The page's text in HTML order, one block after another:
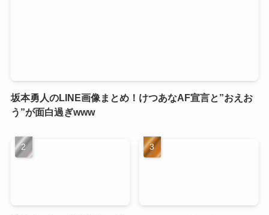
坂本勇人のLINE画像まとめ！けつあなAF宣言と”おえお
う”が面白過ぎwww